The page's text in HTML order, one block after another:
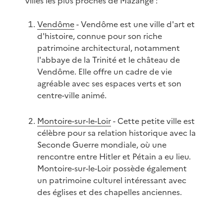
Vendôme- Vendôme est une ville d'art et
d'histoire, connue pour son riche
patrimoine architectural, notamment
l'abbaye de la Trinité et le château de
Vendôme. Elle offre un cadre de vie
agréable avec ses espaces verts et son
centre-ville animé.
Montoire-sur-le-Loir- Cette petite ville est
célèbre pour sa relation historique avec la
Seconde Guerre mondiale, où une
rencontre entre Hitler et Pétain a eu lieu.
Montoire-sur-le-Loir possède également
un patrimoine culturel intéressant avec
des églises et des chapelles anciennes.